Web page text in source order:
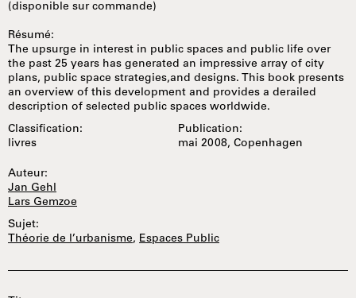
(disponible sur commande)
Résumé:
The upsurge in interest in public spaces and public life over
the past 25 years has generated an impressive array of city
plans, public space strategies,and designs. This book presents
an overview of this development and provides a derailed
description of selected public spaces worldwide.
Classification:
livres
Publication:
mai 2008, Copenhagen
Auteur:
Jan Gehl
Lars Gemzoe
Sujet:
Théorie de l’urbanisme, Espaces Public